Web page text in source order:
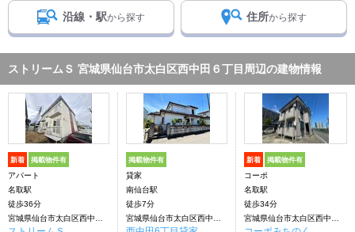
沿線・駅から探す 住所から探す
ストリームＳ 宮城県仙台市太白区西中田６丁目周辺の建物情報
新着 掲載物件有
アパート
名取駅
徒歩36分
掲載物件有
貸家
南仙台駅
徒歩7分
新着 掲載物件有
コーポ
名取駅
徒歩34分